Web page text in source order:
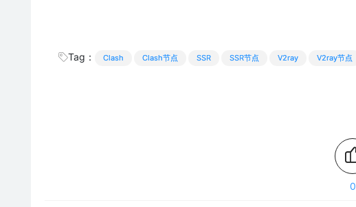
Tag： Clash Clash节点 SSR SSR节点 V2ray V2ray节点
0